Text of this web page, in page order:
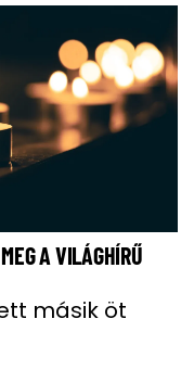
A VILÁGHÍRŰ
másik öt